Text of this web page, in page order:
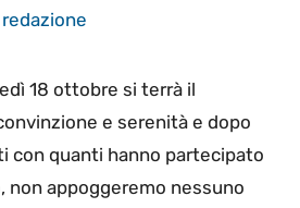
redazione
18 ottobre si terrà il
e serenità e dopo
con quanti hanno partecipato
non appoggeremo nessuno